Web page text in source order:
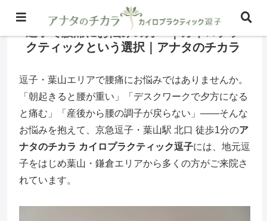
逗子で腰痛にお悩みの方へ｜カイロプラ
クティックという選択｜アナタのチカラ
逗子・葉山エリアで腰痛にお悩みではありませんか。
「朝起きると腰が重い」「デスクワークで夕方になる
と痛む」「産後から腰の調子が戻らない」——そんな
お悩みを抱えて、京急逗子・葉山駅 北口 徒歩1分のア
ナタのチカラ カイロプラクティック逗子には、地元逗
子をはじめ葉山・鎌倉エリアから多くの方がご来院さ
れています。